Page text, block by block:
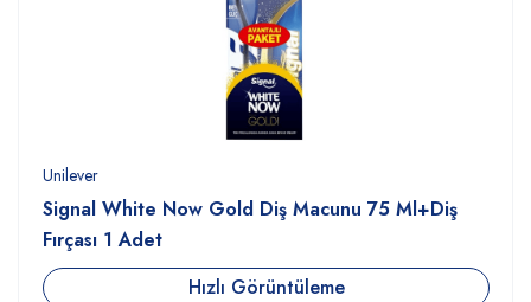
Unilever
Signal White Now Gold Diş Macunu 75 Ml+Diş
Fırçası 1 Adet
Hızlı Görüntüleme